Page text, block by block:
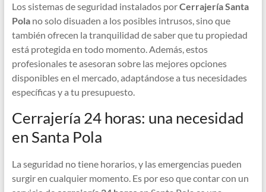
Los sistemas de seguridad instalados porCerrajería Santa
Polano solo disuaden a los posibles intrusos, sino que
también ofrecen la tranquilidad de saber que tu propiedad
está protegida en todo momento. Además, estos
profesionales te asesoran sobre las mejores opciones
disponibles en el mercado, adaptándose a tus necesidades
específicas y a tu presupuesto.
Cerrajería 24 horas: una necesidad
en Santa Pola
La seguridad no tiene horarios, y las emergencias pueden
surgir en cualquier momento. Es por eso que contar con un